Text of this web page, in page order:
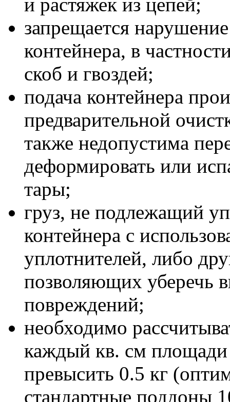
запрещается
контейнера, в
скоб и гвоздей;
подача контейнера
предварительной
также недопустима
деформировать или
тары;
груз, не подлежащий
контейнера с
уплотнителей, либо
позволяющих уберечь
повреждений;
необходимо
каждый кв. см площади
превысить 0.5 кг
стандартные поддоны